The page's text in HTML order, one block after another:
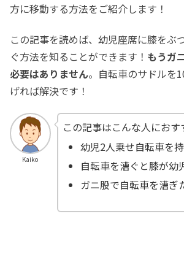
方に移動する方法をご紹介します！
この記事を読めば、幼児座席に膝をぶ
ぐ方法を知ることができます！ もうガ
必要はありません。自転車のサドルを
げれば解決です！
Kaiko
この記事はこんな人におす
幼児2人乗せ自転車を
自転車を漕ぐと膝が幼
ガニ股で自転車を漕ぎ